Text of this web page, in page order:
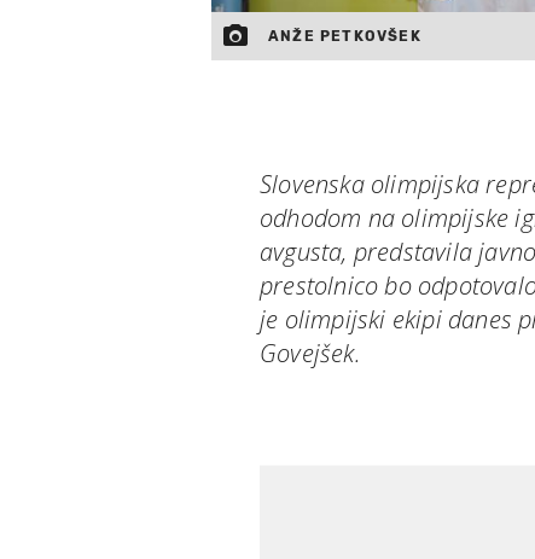
ANŽE PETKOVŠEK
Slovenska olimpijska
odhodom na olimpijske
avgusta, predstavila
prestolnico bo
je olimpijski ekipi danes
Govejšek.